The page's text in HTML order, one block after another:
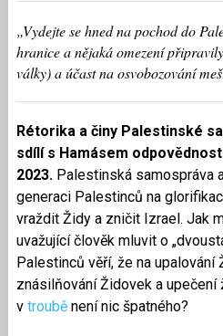
„Vydejte se hned na pochod do
hranice a nějaká omezení
války) a účast na osvobozování
Rétorika a činy Palestinské
sdílí s Hamásem
2023. Palestinská samospráva
generaci Palestinců na
vraždit Židy a zničit Izrael. Jak
uvažující člověk mluvit o
Palestinců věří, že na upalování
znásilňování Židovek a
v trouběnení nic špatného?